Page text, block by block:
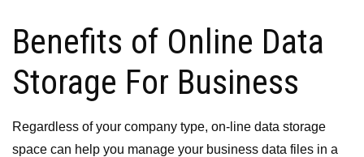
Benefits of Online Data
Storage For Business
Regardless of your company type, on-line data storage
space can help you manage your business data files in a